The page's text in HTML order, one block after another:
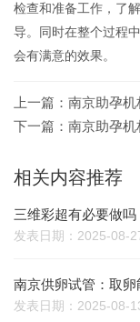
检查和准备工作，了
导。同时在整个过程
会有满意的效果。
上一篇： 南京助孕机构：
下一篇： 南京助孕机构：
相关内容推荐
三维彩超有必要做
发表日期：2025-08-
发表日期：2025-08-